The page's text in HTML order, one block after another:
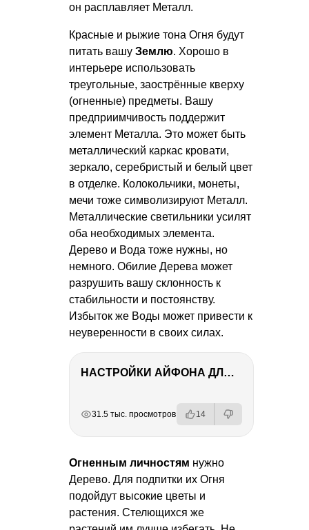
он расплавляет Металл.
Красные и рыжие тона Огня будут
питать вашу Землю. Хорошо в
интерьере использовать
треугольные, заострённые кверху
(огненные) предметы. Вашу
предприимчивость поддержит
элемент Металла. Это может быть
металлический каркас кровати,
зеркало, серебристый и белый цвет
в отделке. Колокольчики, монеты,
мечи тоже символизируют Металл.
Металлические светильники усилят
оба необходимых элемента.
Дерево и Вода тоже нужны, но
немного. Обилие Дерева может
разрушить вашу склонность к
стабильности и постоянству.
Избыток же Воды может привести к
неуверенности в своих силах.
НАСТРОЙКИ АЙФОНА ДЛЯ ФОТО И ВИДЕО
31.5 тыс. просмотров 14
Огненным личностям нужно
Дерево. Для подпитки их Огня
подойдут высокие цветы и
растения. Стелющихся же